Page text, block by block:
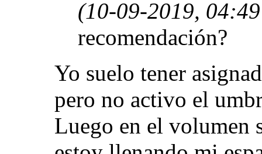
(10-09-2019,
recomendación?
Yo suelo tener
pero no activo el
Luego en el volumen